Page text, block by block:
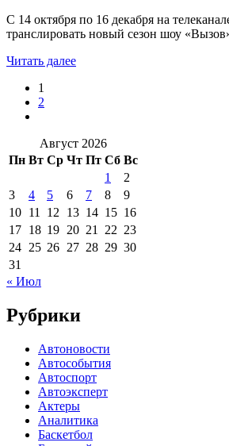
С 14 октября по 16 декабря на
транслировать новый сезон шоу
Читать далее
1
2
Август 2026
Пн Вт Ср Чт Пт Сб Вс
1
2
3
4 5 6 7 8
9
10 11 12 13 14 15 16
17 18 19 20 21 22 23
24 25 26 27 28 29 30
31
« Июл
Рубрики
Автоновости
Автособытия
Автоспорт
Автоэксперт
Актеры
Аналитика
Баскетбол